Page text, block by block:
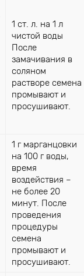
1 ст. л. на 1 л
чистой воды
После
замачивания в
соляном
растворе семена
промывают и
просушивают.
1 г марганцовки
на 100 г воды,
время
воздействия –
не более 20
минут. После
проведения
процедуры
семена
промывают и
просушивают.